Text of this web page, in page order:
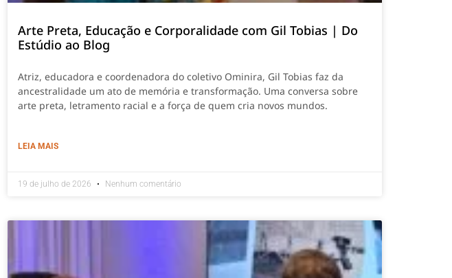
Arte Preta, Educação e Corporalidade com Gil Tobias | Do
Estúdio ao Blog
Atriz, educadora e coordenadora do coletivo Ominira, Gil Tobias faz da
ancestralidade um ato de memória e transformação. Uma conversa sobre
arte preta, letramento racial e a força de quem cria novos mundos.
LEIA MAIS
19 de julho de 2026 Nenhum comentário